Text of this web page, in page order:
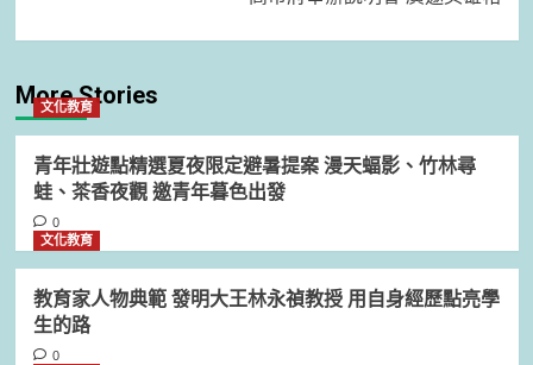
More Stories
文化教育
青年壯遊點精選夏夜限定避暑提案 漫天蝠影、竹林尋
蛙、茶香夜觀 邀青年暮色出發
0
文化教育
教育家人物典範 發明大王林永禎教授 用自身經歷點亮學
生的路
0